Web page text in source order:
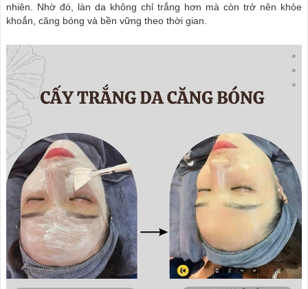
nhiên. Nhờ đó, làn da không chỉ trắng hơn mà còn trở nên khỏe
khoắn, căng bóng và bền vững theo thời gian.